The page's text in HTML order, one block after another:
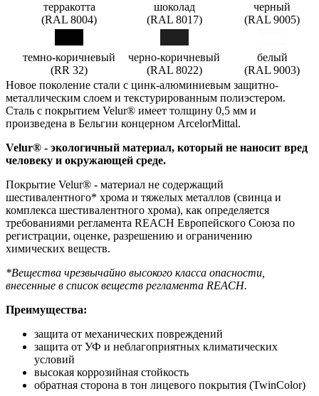
терракотта
(RAL 8004)
шоколад
(RAL 8017)
черный
(RAL 9005)
темно-коричневый
(RR 32)
черно-коричневый
(RAL 8022)
белый
(RAL 9003)
Новое поколение стали с цинк-алюминиевым защитно-
металлическим слоем и текстурированным полиэстером.
Сталь с покрытием Velur® имеет толщину 0,5 мм и
произведена в Бельгии концерном ArcelorMittal.
Velur® - экологичный материал, который не наносит вред
человеку и окружающей среде.
Покрытие Velur® - материал не содержащий
шестивалентного* хрома и тяжелых металлов (свинца и
комплекса шестивалентного хрома), как определяется
требованиями регламента REACH Европейского Союза по
регистрации, оценке, разрешению и ограничению
химических веществ.
*Вещества чрезвычайно высокого класса опасности,
внесенные в список веществ регламента REACH.
Преимущества:
защита от механических повреждений
защита от УФ и неблагоприятных климатических
условий
высокая коррозийная стойкость
обратная сторона в тон лицевого покрытия (TwinColor)